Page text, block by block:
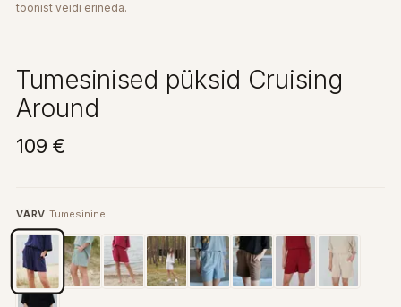
toonist veidi erineda.
Tumesinised püksid Cruising
Around
109 €
VÄRV Tumesinine